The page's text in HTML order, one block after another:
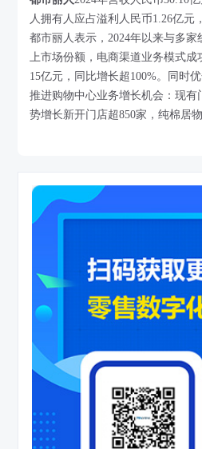
人拥有人应占溢利人民币1.26亿元
都市丽人表示，2024年以来与多
上市场份额，电商渠道业务模式
15亿元，同比增长超100%。同时
推进购物中心业务增长机会：现有
势增长新开门店超850家，纯棉居物